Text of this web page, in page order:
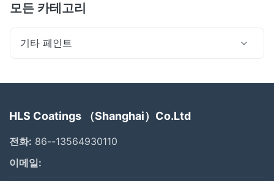
모든 카테고리
기타 페인트
HLS Coatings （Shanghai）Co.Ltd
전화: 86--13564930110
이메일: